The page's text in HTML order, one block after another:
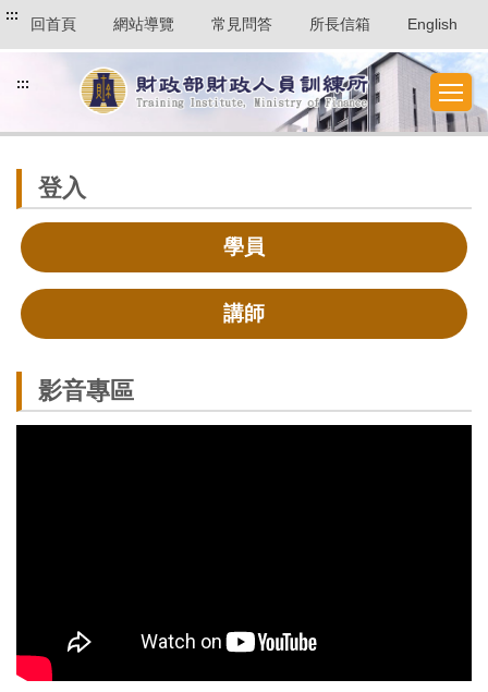
::: 回首頁 網站導覽 常見問答 所長信箱 English
:::
登入
學員
講師
影音專區